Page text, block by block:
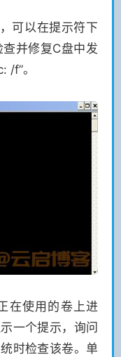
可以在提示符下
并修复C盘中发
/f”。
在使用的卷上进
一个提示，询问
时检查该卷。单